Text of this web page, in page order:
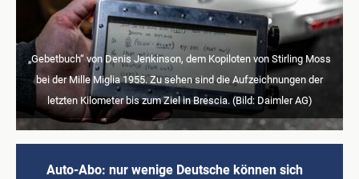
„Gebetbuch“ von Denis Jenkinson, dem Kopiloten von Stirling Moss
bei der Mille Miglia 1955. Zu sehen sind die Aufzeichnungen der
letzten Kilometer bis zum Ziel in Brescia. (Bild: Daimler AG)
Auto-Abo: nur wenige Deutsche können sich